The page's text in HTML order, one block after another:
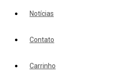
Notícias
Contato
Carrinho